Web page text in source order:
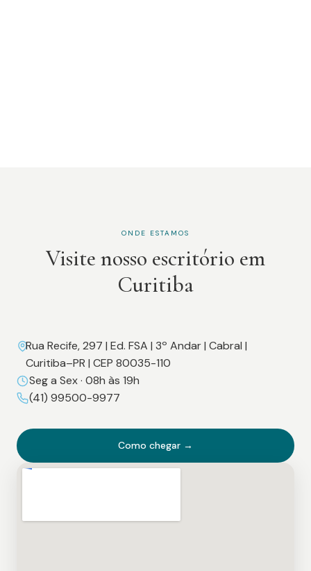
ONDE ESTAMOS
Visite nosso escritório em
Curitiba
Rua Recife, 297 | Ed. FSA | 3º Andar | Cabral |
Curitiba–PR | CEP 80035-110
Seg a Sex · 08h às 19h
(41) 99500-9977
Como chegar →